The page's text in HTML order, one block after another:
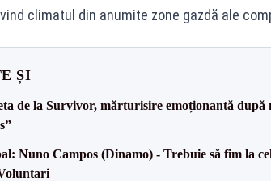
climatul din anumite zone gazdă ale
ȘI
de la Survivor, mărturisire emoționantă
Nuno Campos (Dinamo) - Trebuie să fim la